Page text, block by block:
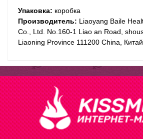
Упаковка: коробка
Производитель: Liaoyang Baile
Co., Ltd. No.160-1 Liao an Road,
Liaoning Province 111200 China, Китай